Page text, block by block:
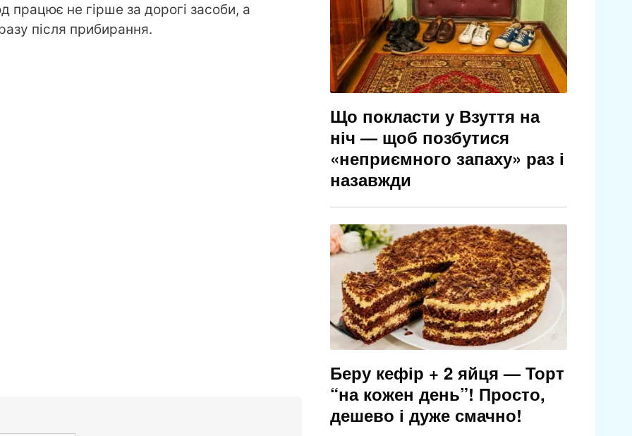
не гірше за дорогі засоби, а
після прибирання.
Що покласти у Взуття на
ніч — щоб позбутися
«неприємного запаху» раз і
назавжди
Беру кефір + 2 яйця — Торт
“на кожен день”! Просто,
дешево і дуже смачно!